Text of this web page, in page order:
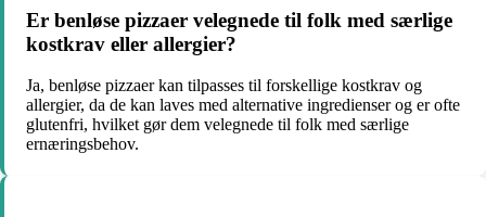
Er benløse pizzaer velegnede til folk med særlige
kostkrav eller allergier?
Ja, benløse pizzaer kan tilpasses til forskellige kostkrav og
allergier, da de kan laves med alternative ingredienser og er ofte
glutenfri, hvilket gør dem velegnede til folk med særlige
ernæringsbehov.